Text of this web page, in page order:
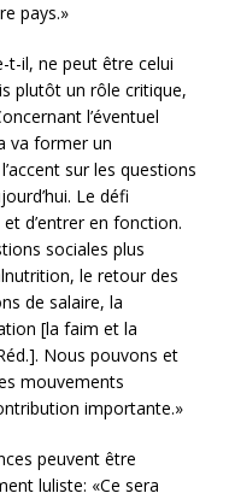
pays.»
t-il, ne peut être celui
plutôt un rôle critique,
l’éventuel
va former un
sur les questions
Le défi
d’entrer en fonction.
sociales plus
le retour des
de salaire, la
[la faim et la
Nous pouvons et
mouvements
importante.»
peuvent être
luliste: «Ce sera